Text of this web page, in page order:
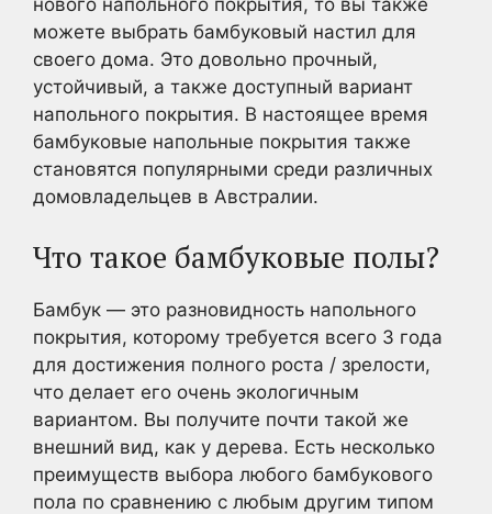
нового напольного покрытия, то вы также
можете выбрать бамбуковый настил для
своего дома. Это довольно прочный,
устойчивый, а также доступный вариант
напольного покрытия. В настоящее время
бамбуковые напольные покрытия также
становятся популярными среди различных
домовладельцев в Австралии.
Что такое бамбуковые полы?
Бамбук — это разновидность напольного
покрытия, которому требуется всего 3 года
для достижения полного роста / зрелости,
что делает его очень экологичным
вариантом. Вы получите почти такой же
внешний вид, как у дерева. Есть несколько
преимуществ выбора любого бамбукового
пола по сравнению с любым другим типом